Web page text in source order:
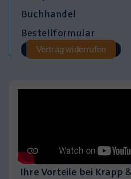
Buchhandel
Bestellformular
Vertrag widerrufen
Ihre Vorteile bei Krapp